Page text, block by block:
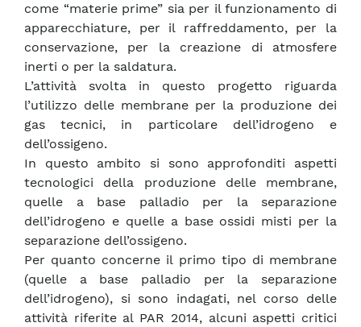
come “materie prime” sia per il funzionamento di
apparecchiature, per il raffreddamento, per la
conservazione, per la creazione di atmosfere
inerti o per la saldatura.
L’attività svolta in questo progetto riguarda
l’utilizzo delle membrane per la produzione dei
gas tecnici, in particolare dell’idrogeno e
dell’ossigeno.
In questo ambito si sono approfonditi aspetti
tecnologici della produzione delle membrane,
quelle a base palladio per la separazione
dell’idrogeno e quelle a base ossidi misti per la
separazione dell’ossigeno.
Per quanto concerne il primo tipo di membrane
(quelle a base palladio per la separazione
dell’idrogeno), si sono indagati, nel corso delle
attività riferite al PAR 2014, alcuni aspetti critici